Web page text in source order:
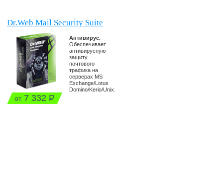
Dr.Web Mail Security Suite
от7 332 Р
Антивирус.
Обеспечивает
антивирусную
защиту
почтового
трафика на
серверах MS
Exchange/Lotus
Domino/Kerio/Unix.